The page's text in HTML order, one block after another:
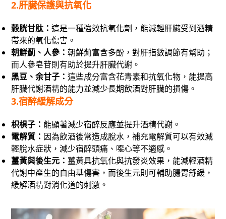
2.肝臟保護與抗氧化
穀胱甘肽：這是一種強效抗氧化劑，能減輕肝臟受到酒精
帶來的氧化傷害。
朝鮮薊、人參：朝鮮薊富含多酚，對肝指數調節有幫助；
而人參皂苷則有助於提升肝臟代謝。
黑豆、余甘子：這些成分富含花青素和抗氧化物，能提高
肝臟代謝酒精的能力並減少長期飲酒對肝臟的損傷。
3.宿醉緩解成分
枳椇子： 能顯著減少宿醉反應並提升酒精代謝。
電解質： 因為飲酒後常造成脫水，補充電解質可以有效減
輕脫水症狀，減少宿醉頭痛、噁心等不適感。
薑黃與後生元：薑黃具抗氧化與抗發炎效果，能減輕酒精
代謝中產生的自由基傷害，而後生元則可輔助腸胃舒緩，
緩解酒精對消化道的刺激。